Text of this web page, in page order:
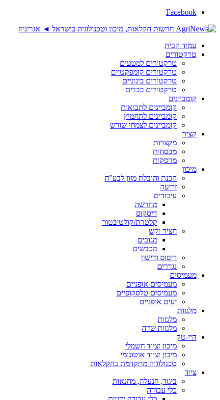
Facebook
עמוד הבית
טרקטורים
טרקטורים למטעים
טרקטורים קומפקטיים
טרקטורים בינוניים
טרקטורים כבדים
קומביינים
קומביינים לתבואות
קומביינים לתחמיץ
קומביינים לצמחי שורש
קציר
מקצרות
מכסחות
מרסקות
מיכון
הכנת והובלת מזון לבע"ח
זריעה
עיבודים
מחרשה
דיסקוס
קלטרת/קולטיבטור
חציר וקש
מגובים
מכבשים
ריסוס ודישון
נגררים
מעמיסים
מעמיסים אופניים
מעמיסים טלסקופיים
יעים אופניים
מלגזות
מלגזות
מלגזות שדה
היי-טק
מיכון וציוד חשמלי
מיכון וציוד אוטונומי
טכנולוגיה מתקדמת בחקלאות
ציוד
ביגוד, הנעלה, מחנאות
כלי עבודה